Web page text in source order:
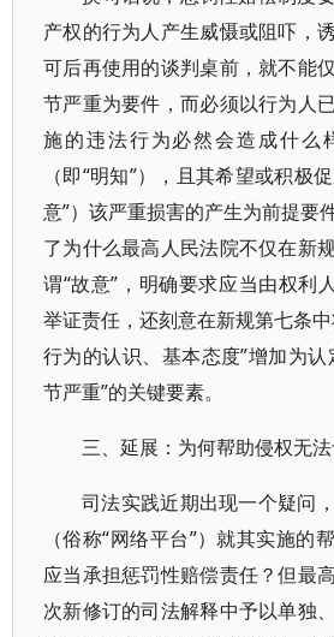
产权的行为人产生威慑或阻吓，
可后再使用的谈判桌前，就不能
节严重为要件，而必须以行为人
施的违法行为必然会造成什么
（即“明知”），且其希望或积极
意”）该严重损害的产生为前提要
了为什么最高人民法院不仅在新
谓“故意”，明确要求应当由权利
举证责任，还刻意在新规第七条
行为的认识、基本态度”增加为
节严重”的关键要素。
三、延展：为何帮助侵权无
司法实践近期出现一个疑问
（俗称“网络平台”）就其实施的
应当承担惩罚性赔偿责任？但最
次新修订的司法解释中予以单独